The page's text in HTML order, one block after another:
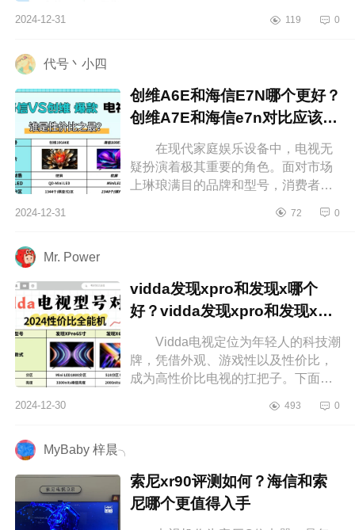
大家介绍下海信e8npro和e8nultra怎
2024-12-31 119 0
代号丶小四
创维A6E和海信E7N哪个更好？
创维A7E和海信e7n对比应该如
在现代家庭娱乐设备中，电视无
疑扮演着极其重要的角色。面对市场
上琳琅满目的品牌和型号，消费者常
创维A6E和海信E7N哪个更好？创维
2024-12-31 72 0
Mr. Power
vidda发现xpro和发现x哪个
好？vidda发现xpro和发现x应
该如何选
Vidda电视定位为年轻人的科技潮
牌，凭借外观、游戏性以及性价比，
成为高性价比电视的扛把子。下面小
x哪个好？vidda发现xpro和发现x应...
2024-12-30 493 0
MyBaby 梓晨╮
索尼xr90评测如何？海信和索
尼哪个更值得入手